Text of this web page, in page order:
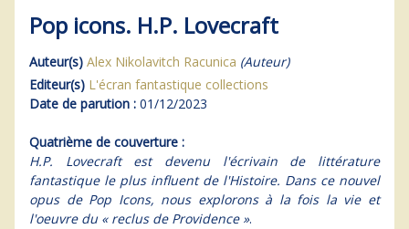
Pop icons. H.P. Lovecraft
Auteur(s) Alex Nikolavitch Racunica (Auteur)
Editeur(s) L'écran fantastique collections
Date de parution : 01/12/2023
Quatrième de couverture :
H.P. Lovecraft est devenu l'écrivain de littérature
fantastique le plus influent de l'Histoire. Dans ce nouvel
opus de Pop Icons, nous explorons à la fois la vie et
l'oeuvre du « reclus de Providence ».